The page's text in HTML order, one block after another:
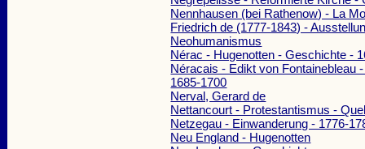
Nennhausen (bei Rathenow) - La
Friedrich de (1777-1843) -
Neohumanismus
Nérac - Hugenotten - Geschichte -
Néracais - Edikt von Fontainebleau
1685-1700
Nerval, Gerard de
Nettancourt - Protestantismus -
Netzegau - Einwanderung - 1776-
Neu England - Hugenotten